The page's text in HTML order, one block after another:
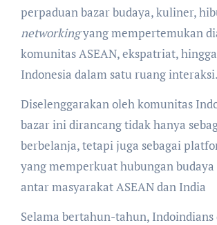
perpaduan bazar budaya, kuliner,
networkingyang mempertemukan
komunitas ASEAN, ekspatriat,
Indonesia dalam satu ruang interaksi.
Diselenggarakan oleh komunitas
bazar ini dirancang tidak hanya
berbelanja, tetapi juga sebagai
yang memperkuat hubungan budaya
antar masyarakat ASEAN dan India
Selama bertahun-tahun,